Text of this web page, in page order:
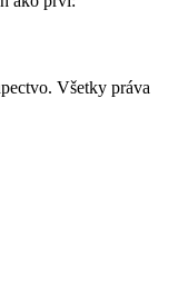
Všetky práva